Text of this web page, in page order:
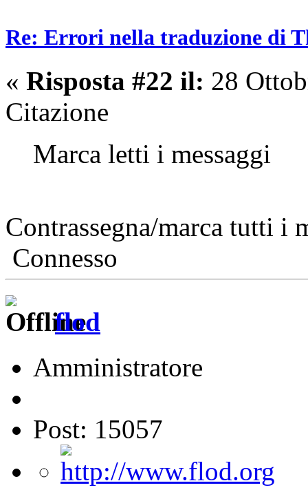
Re: Errori nella traduzione di
« Risposta #22 il: 28
Citazione
Marca letti i messaggi
Contrassegna/marca tutti i
Connesso
flod
Amministratore
Post: 15057